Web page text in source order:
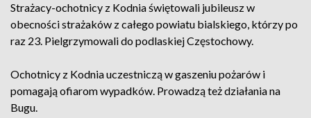
Strażacy-ochotnicy z Kodnia świętowali jubileusz w
obecności strażaków z całego powiatu bialskiego, którzy po
raz 23. Pielgrzymowali do podlaskiej Częstochowy.
Ochotnicy z Kodnia uczestniczą w gaszeniu pożarów i
pomagają ofiarom wypadków. Prowadzą też działania na
Bugu.